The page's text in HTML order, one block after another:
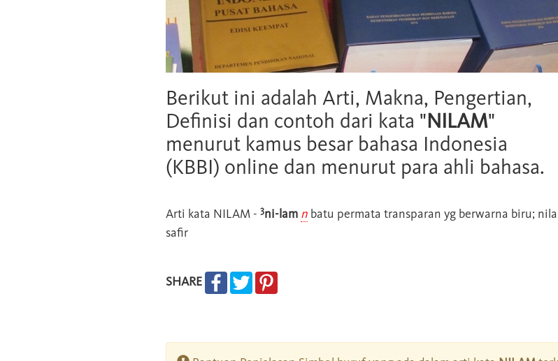
Berikut ini adalah Arti, Makna, Pengertian,
Definisi dan contoh dari kata "NILAM"
menurut kamus besar bahasa Indonesia
(KBBI) online dan menurut para ahli bahasa.
Arti kata NILAM - 3ni-lam n batu permata transparan yg berwarna biru;
safir
SHARE